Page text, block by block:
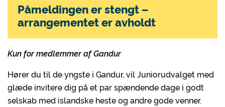
Kun for medlemmer af Gandur
Hører du til de yngste i Gandur, vil Juniorudvalget med
glæde invitere dig på et par spændende dage i godt
selskab med islandske heste og andre gode venner.
Påmeldingen er stengt –
arrangementet er avholdt